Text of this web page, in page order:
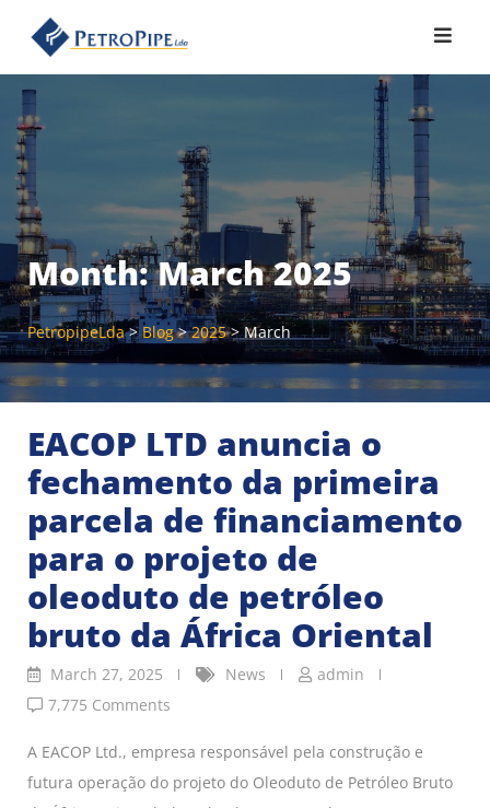
content
Month:March 2025
PetropipeLda>Blog>2025> March
EACOP LTD anuncia o
fechamento da primeira
parcela de financiamento
para o projeto de
oleoduto de petróleo
bruto da África Oriental
March 27, 2025 News
admin
7,775 Comments
A EACOP Ltd., empresa responsável pela construção e
futura operação do projeto do Oleoduto de Petróleo Bruto